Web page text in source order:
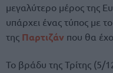
μεγαλύτερο μέρος της
υπάρχει ένας τύπος με
της Παρτιζάν που θα
Το βράδυ της Τρίτης (5/